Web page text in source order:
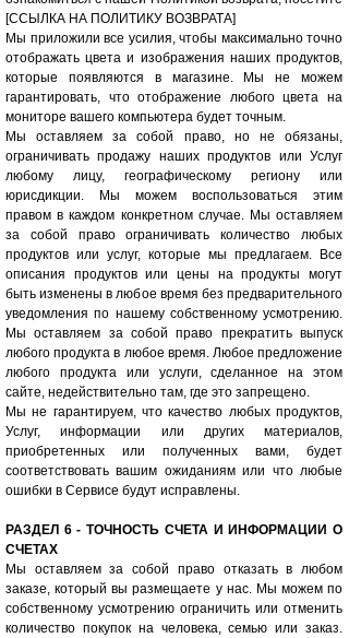
[ССЫЛКА НА ПОЛИТИКУ ВОЗВРАТА]
Мы приложили все усилия, чтобы максимально точно
отображать цвета и изображения наших продуктов,
которые появляются в магазине. Мы не можем
гарантировать, что отображение любого цвета на
мониторе вашего компьютера будет точным.
Мы оставляем за собой право, но не обязаны,
ограничивать продажу наших продуктов или Услуг
любому лицу, географическому региону или
юрисдикции. Мы можем воспользоваться этим
правом в каждом конкретном случае. Мы оставляем
за собой право ограничивать количество любых
продуктов или услуг, которые мы предлагаем. Все
описания продуктов или цены на продукты могут
быть изменены в любое время без предварительного
уведомления по нашему собственному усмотрению.
Мы оставляем за собой право прекратить выпуск
любого продукта в любое время. Любое предложение
любого продукта или услуги, сделанное на этом
сайте, недействительно там, где это запрещено.
Мы не гарантируем, что качество любых продуктов,
Услуг, информации или других материалов,
приобретенных или полученных вами, будет
соответствовать вашим ожиданиям или что любые
ошибки в Сервисе будут исправлены.
РАЗДЕЛ 6 - ТОЧНОСТЬ СЧЕТА И ИНФОРМАЦИИ О
СЧЕТАХ
Мы оставляем за собой право отказать в любом
заказе, который вы размещаете у нас. Мы можем по
собственному усмотрению ограничить или отменить
количество покупок на человека, семью или заказ.